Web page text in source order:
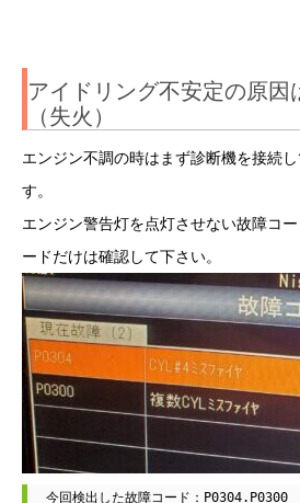
アイドリング不安定の原因
（失火）
エンジン不調の時はまず診断機を接続
す。
エンジン警告灯を点灯させない故障コ
ードだけは確認して下さい。
今回検出した故障コード：P0304.P0300